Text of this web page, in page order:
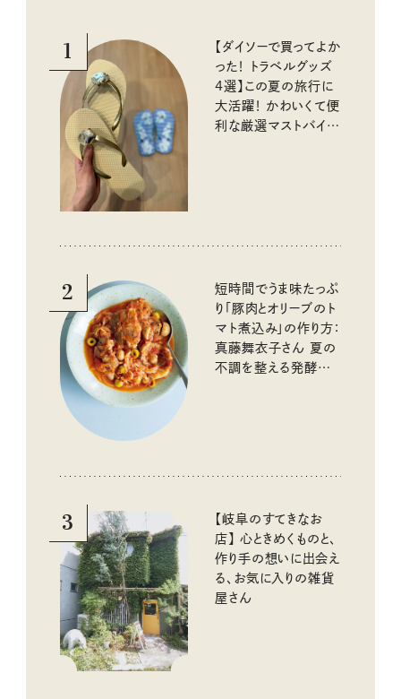
1
【ダイソーで買ってよか
った！ トラベルグッズ
4選】この夏の旅行に
大活躍！ かわいくて便
利な厳選マストバイア
2
短時間でうま味たっぷ
り「豚肉とオリーブのト
マト煮込み」の作り方：
真藤舞衣子さん 夏の
不調を整える発酵レ
3
【岐阜のすてきなお
店】 心ときめくものと、
作り手の想いに出会え
る、お気に入りの雑貨
屋さん